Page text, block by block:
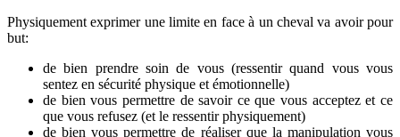
Physiquement exprimer une limite en face à un cheval va avoir pour
but:
de bien prendre soin de vous (ressentir quand vous vous
sentez en sécurité physique et émotionnelle)
de bien vous permettre de savoir ce que vous acceptez et ce
que vous refusez (et le ressentir physiquement)
de bien vous permettre de réaliser que la manipulation vous